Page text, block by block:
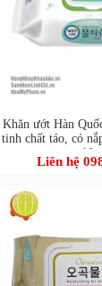
Khăn ướt Hàn
tinh chất táo, có
10
Liên hệ